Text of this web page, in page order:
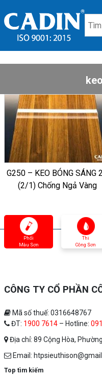
G250 – KEO BÓNG SÁNG
(2/1) Chống Ngả Vàng
Phối
Màu Sơn
Thi
Công Sơn
CÔNG TY CỔ PHẦN
Mã số thuế: 0316648767
ĐT: 1900 7614 – Hotline:
Địa chỉ: 89 Cộng Hòa,
Email:
Top tìm kiếm